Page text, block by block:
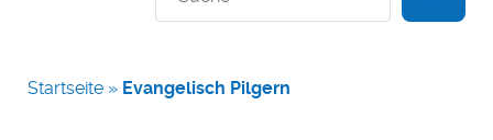
Startseite » Evangelisch Pilgern